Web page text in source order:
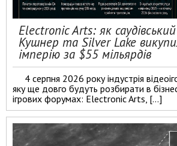
Electronic Arts: як
Кушнер та Silver Lake
імперію за $55 мільярдів
4 серпня 2026 року індустрія
яку ще довго будуть розбирати в
ігрових форумах: Electronic Arts, […]